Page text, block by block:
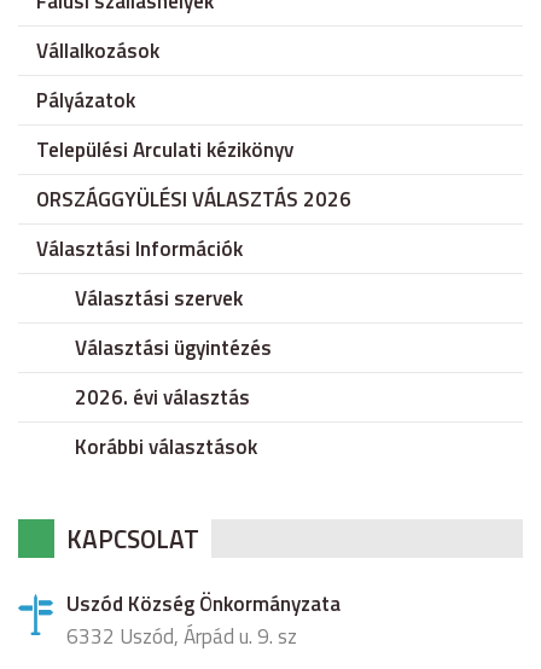
Vállalkozások
Pályázatok
Települési Arculati kézikönyv
ORSZÁGGYÜLÉSI VÁLASZTÁS 2026
Választási Információk
Választási szervek
Választási ügyintézés
2026. évi választás
Korábbi választások
KAPCSOLAT
Uszód Község Önkormányzata
6332 Uszód, Árpád u. 9. sz